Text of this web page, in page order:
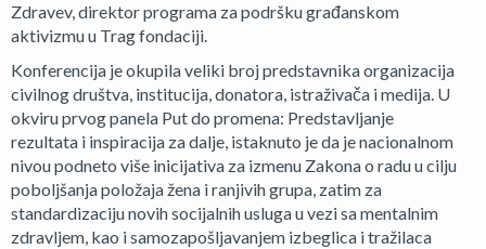
Zdravev, direktor programa za podršku građanskom
aktivizmu u Trag fondaciji.
Konferencija je okupila veliki broj predstavnika organizacija
civilnog društva, institucija, donatora, istraživača i medija. U
okviru prvog panela Put do promena: Predstavljanje
rezultata i inspiracija za dalje, istaknuto je da je nacionalnom
nivou podneto više inicijativa za izmenu Zakona o radu u cilju
poboljšanja položaja žena i ranjivih grupa, zatim za
standardizaciju novih socijalnih usluga u vezi sa mentalnim
zdravljem, kao i samozapošljavanjem izbeglica i tražilaca